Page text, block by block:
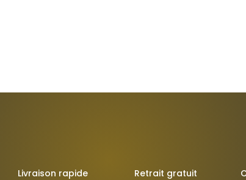
Livraison rapide Retrait gratuit